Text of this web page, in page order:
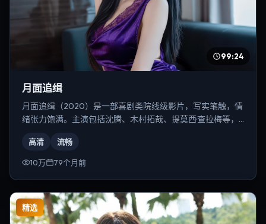
99:24
月面追缉
月面追缉（2020）是一部喜剧类院线级影片，写实笔触，情
绪张力饱满。主演包括沈腾、木村拓哉、提莫西·查拉梅等，
高清 流畅
10万 79个月前
精选